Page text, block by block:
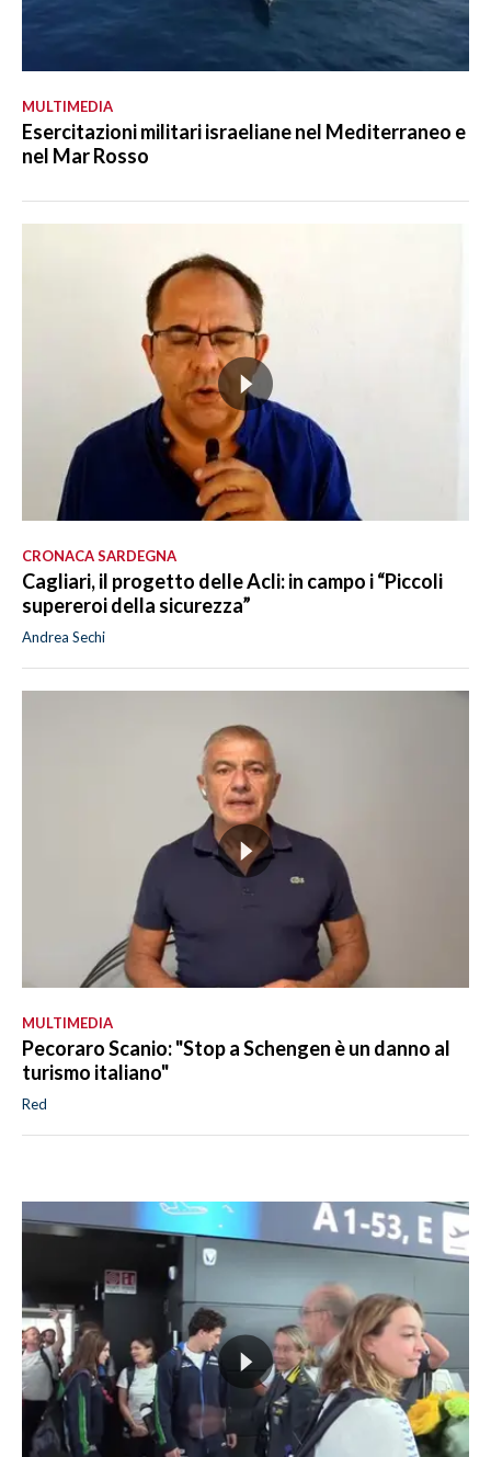
MULTIMEDIA
Esercitazioni militari israeliane nel Mediterraneo e
nel Mar Rosso
CRONACA SARDEGNA
Cagliari, il progetto delle Acli: in campo i “Piccoli
supereroi della sicurezza”
Andrea Sechi
MULTIMEDIA
Pecoraro Scanio: "Stop a Schengen è un danno al
turismo italiano"
Red